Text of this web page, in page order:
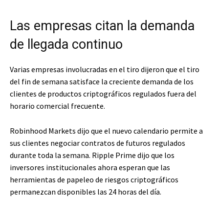
Las empresas citan la demanda
de llegada continuo
Varias empresas involucradas en el tiro dijeron que el tiro
del fin de semana satisface la creciente demanda de los
clientes de productos criptográficos regulados fuera del
horario comercial frecuente.
Robinhood Markets dijo que el nuevo calendario permite a
sus clientes negociar contratos de futuros regulados
durante toda la semana. Ripple Prime dijo que los
inversores institucionales ahora esperan que las
herramientas de papeleo de riesgos criptográficos
permanezcan disponibles las 24 horas del día.